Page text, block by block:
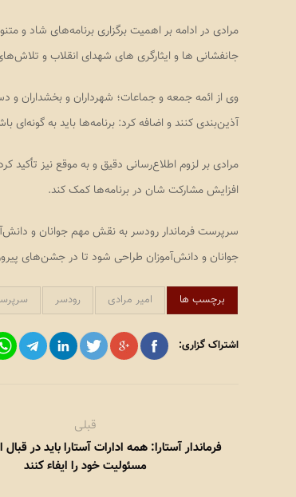
مرادی در ادامه بر اهمیت برگزاری برنامه‌های شاد و
جانفشانی ها و ایثارگری های شهدای انقلاب و
وی از ائمه جمعه و جماعات؛ شهرداران و بخشداران و
آذین‌بندی کنند و اضافه کرد: برنامه‌ها باید به
مرادی بر لزوم اطلاع‌رسانی دقیق و به موقع نیز
افزایش مشارکت شان در برنامه‌ها کمک کند.
سرپرست فرماندار رودسر به نقش مهم جوانان و
جوانان و دانش‌آموزان طراحی شود تا در جشن‌های
برچسب ها امیر مرادی رودسر
اشتراک گزاری:
قبلی
فرماندار آستارا: همه ادارات آستارا باید در قبال
مسئولیت خود را ایفاء کنند